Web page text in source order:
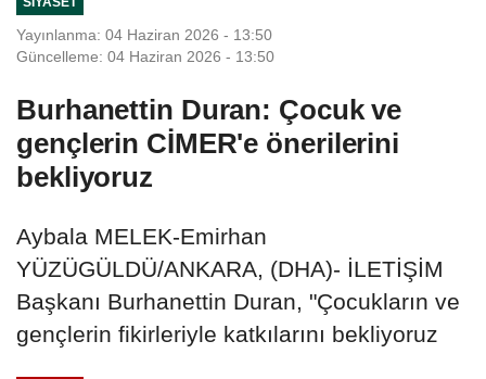
Yayınlanma: 04 Haziran 2026 - 13:50
Güncelleme: 04 Haziran 2026 - 13:50
Burhanettin Duran: Çocuk ve
gençlerin CİMER'e önerilerini
bekliyoruz
Aybala MELEK-Emirhan
YÜZÜGÜLDÜ/ANKARA, (DHA)- İLETİŞİM
Başkanı Burhanettin Duran, "Çocukların ve
gençlerin fikirleriyle katkılarını bekliyoruz